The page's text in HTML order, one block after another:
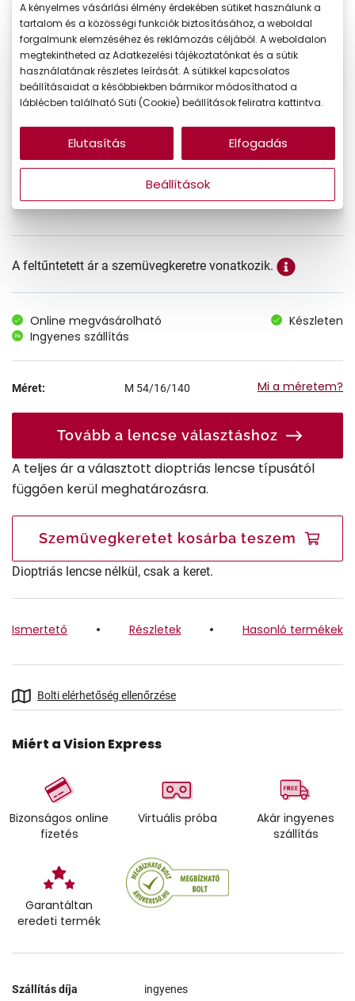
Virtuális próba
A feltűntetett ár a szemüvegkeretre vonatkozik.
Online megvásárolható
Készleten
Ingyenes szállítás
Méret: M 54/16/140 Mi a méretem?
Tovább a lencse választáshoz
A teljes ár a választott dioptriás lencse típusától
függően kerül meghatározásra.
Szemüvegkeretet kosárba teszem
Dioptriás lencse nélkül, csak a keret.
Ismertető Részletek Hasonló termékek
Bolti elérhetőség ellenőrzése
Miért a Vision Express
Bizonságos online
fizetés
Virtuális próba
Akár ingyenes
szállítás
Garantáltan
eredeti termék
Szállítás díja ingyenes
A kényelmes vásárlási élmény érdekében sütiket használunk a
tartalom és a közösségi funkciók biztosításához, a weboldal
forgalmunk elemzéséhez és reklámozás céljából. A weboldalon
megtekintheted az Adatkezelési tájékoztatónkat és a sütik
használatának részletes leírását. A sütikkel kapcsolatos
beállításaidat a későbbiekben bármikor módosíthatod a
láblécben található Süti (Cookie) beállítások feliratra kattintva.
Beállítások
Elutasítás Elfogadás